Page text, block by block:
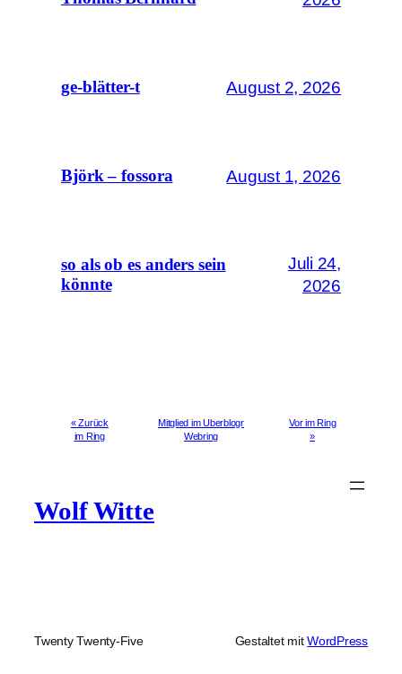
ge-blätter-t August 2, 2026
Björk – fossora August 1, 2026
so als ob es anders sein
könnte
Juli 24,
2026
« Zurück
im Ring
Mitglied im Uberblogr
Webring
Vor im Ring
»
Wolf Witte
Twenty Twenty-Five Gestaltet mitWordPress